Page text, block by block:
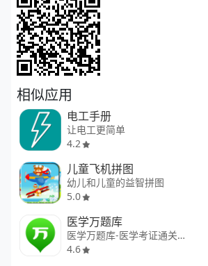
相似应用
电工手册
让电工更简单
4.2
儿童飞机拼图
幼儿和儿童的益智拼图
5.0
医学万题库
医学万题库-医学考证通关大杀器
4.6